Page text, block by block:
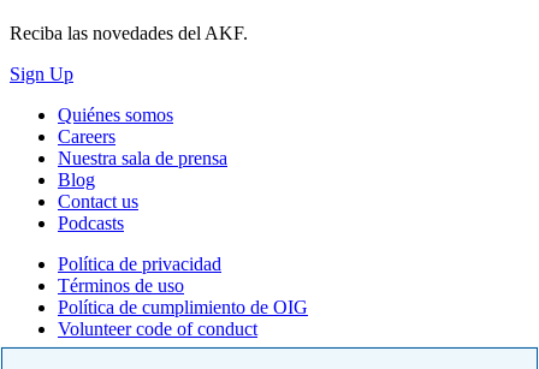
Reciba las novedades del AKF.
Sign Up
Quiénes somos
Careers
Nuestra sala de prensa
Blog
Contact us
Podcasts
Política de privacidad
Términos de uso
Política de cumplimiento de OIG
Volunteer code of conduct